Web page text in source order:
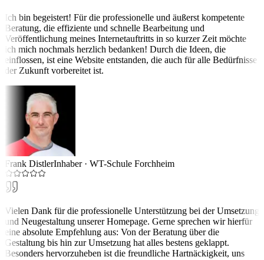
Ich bin begeistert! Für die professionelle und äußerst kompetente
Beratung, die effiziente und schnelle Bearbeitung und
Veröffentlichung meines Internetauftritts in so kurzer Zeit möchte
ich mich nochmals herzlich bedanken! Durch die Ideen, die
einflossen, ist eine Website entstanden, die auch für alle Bedürfnisse
der Zukunft vorbereitet ist.
Frank DistlerInhaber· WT-Schule Forchheim
Vielen Dank für die professionelle Unterstützung bei der Umsetzung
und Neugestaltung unserer Homepage. Gerne sprechen wir hierfür
eine absolute Empfehlung aus: Von der Beratung über die
Gestaltung bis hin zur Umsetzung hat alles bestens geklappt.
Besonders hervorzuheben ist die freundliche Hartnäckigkeit, uns